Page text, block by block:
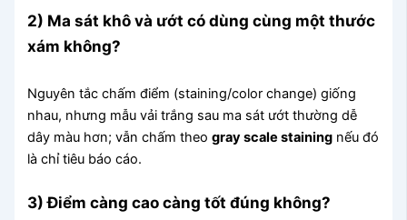
2) Ma sát khô và ướt có dùng cùng một thước
xám không?
Nguyên tắc chấm điểm (staining/color change) giống
nhau, nhưng mẫu vải trắng sau ma sát ướt thường dễ
dây màu hơn; vẫn chấm theogray scale staining nếu đó
là chỉ tiêu báo cáo.
3) Điểm càng cao càng tốt đúng không?